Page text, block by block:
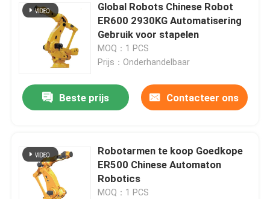
Global Robots Chinese Robot
ER600 2930KG Automatisering
Gebruik voor stapelen
MOQ：1 PCS
Prijs：Onderhandelbaar
Beste prijs Contacteer ons
Robotarmen te koop Goedkope
ER500 Chinese Automaton
Robotics
MOQ：1 PCS